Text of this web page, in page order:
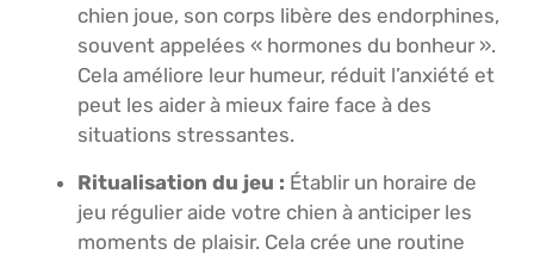
chien joue, son corps libère des endorphines,
souvent appelées « hormones du bonheur ».
Cela améliore leur humeur, réduit l’anxiété et
peut les aider à mieux faire face à des
situations stressantes.
Ritualisation du jeu : Établir un horaire de
jeu régulier aide votre chien à anticiper les
moments de plaisir. Cela crée une routine